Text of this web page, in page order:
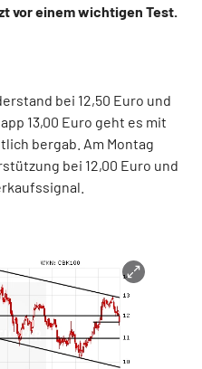
vor einem wichtigen Test.
bei 12,50 Euro und
13,00 Euro geht es mit
bergab. Am Montag
bei 12,00 Euro und